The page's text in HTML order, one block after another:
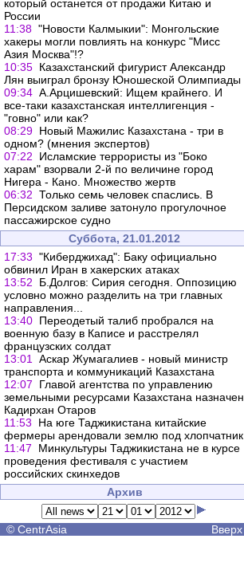
который останется от продажи Китаю и
России
11:38 "Новости Калмыкии": Монгольские
хакеры могли повлиять на конкурс "Мисс
Азия Москва"!?
10:35 Казахстанский фигурист Александр
Лян выиграл бронзу Юношеской Олимпиады
09:34 А.Арцишевский: Ищем крайнего. И
все-таки казахстанская интеллигенция -
"говно" или как?
08:29 Новый Мажилис Казахстана - три в
одном? (мнения экспертов)
07:22
Исламские террористы из "Боко
харам" взорвали 2-й по величине город
Нигера - Кано. Множество жертв
06:32 Только семь человек спаслись. В
Персидском заливе затонуло прогулочное
пассажирское судно
Суббота, 21.01.2012
17:33 "Киберджихад": Баку официально
обвинил Иран в хакерских атаках
13:52
Б.Долгов: Сирия сегодня. Оппозицию
условно можно разделить на три главных
направления...
13:40 Переодетый талиб пробрался на
военную базу в Каписе и расстрелял
французских солдат
13:01
Аскар Жумагалиев - новый министр
транспорта и коммуникаций Казахстана
12:07
Главой агентства по управлению
земельными ресурсами Казахстана назначен
Кадирхан Отаров
11:53
На юге Таджикистана китайские
фермеры арендовали землю под хлопчатник
11:47
Минкультуры Таджикистана не в курсе
проведения фестиваля с участием
российских скинхедов
Архив
© CentrAsia Вверх